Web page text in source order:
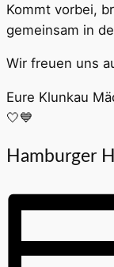
Kommt vorbei,
gemeinsam in
Wir freuen uns
Eure Klunkau
🤍💙
Hamburger